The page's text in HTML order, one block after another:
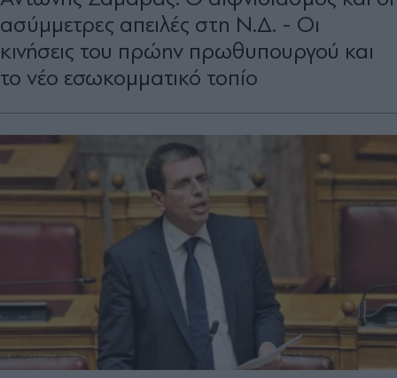
ασύµµετρες απειλές στη Ν.∆. - Οι
κινήσεις του πρώην πρωθυπουργού και
το νέο εσωκοµµατικό τοπίο